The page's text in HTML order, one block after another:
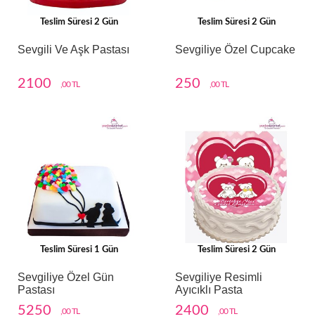
Teslim Süresi 2 Gün
Sevgili Ve Aşk Pastası
2100 ,00 TL
Teslim Süresi 2 Gün
Sevgiliye Özel Cupcake
250 ,00 TL
Teslim Süresi 1 Gün
Sevgiliye Özel Gün
Pastası
5250 ,00 TL
Teslim Süresi 2 Gün
Sevgiliye Resimli
Ayıcıklı Pasta
2400 ,00 TL